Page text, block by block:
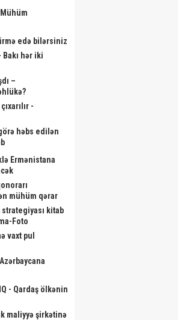
edə bilərsiniz
hər iki
–
-
həbs edilən
Ermənistana
mühüm qərar
kitab
Foto
vaxt pul
- Qardaş ölkənin
maliyyə şirkətinə